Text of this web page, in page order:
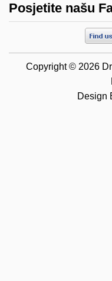
Posjetite našu
Copyright © 2026
Design